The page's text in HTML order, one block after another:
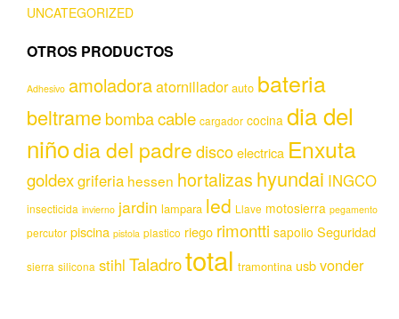
UNCATEGORIZED
OTROS PRODUCTOS
Adhesivo amoladoraatornillador auto bateria
beltramebombacable cargador cocina dia del
niñodia del padrediscoelectrica Enxuta
goldexgriferia hessen hortalizas hyundai INGCO
insecticida invierno jardin lampara led Llave motosierra pegamento
percutor piscina pistola plastico riego rimontti sapolio Seguridad
sierra silicona stihl Taladrototal tramontina usbvonder